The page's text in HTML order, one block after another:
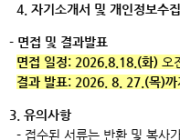
4. 자기소개서 및 개인정보수
- 면접 및 결과발표
면접 일정: 2026.8.18.(화) 오
결과 발표: 2026. 8. 27.(목)까
3. 유의사항
- 접수된 서류는 반환 및 복사